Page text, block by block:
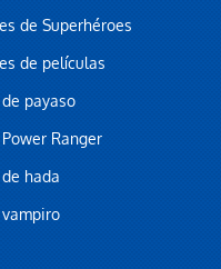
de Superhéroes
de películas
payaso
Ranger
hada